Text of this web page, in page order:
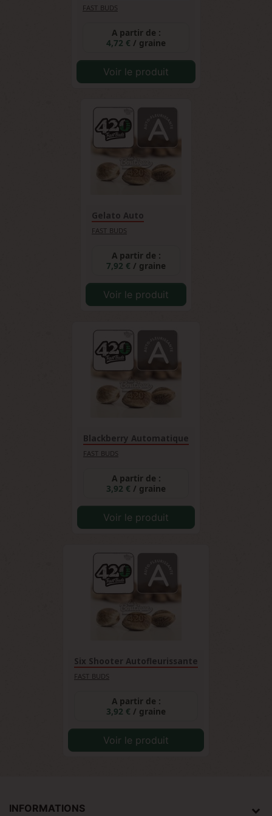
FAST BUDS
A partir de :
4,72 € / graine
Voir le produit
Gelato Auto
FAST BUDS
A partir de :
7,92 € / graine
Voir le produit
Blackberry Automatique
FAST BUDS
A partir de :
3,92 € / graine
Voir le produit
Six Shooter Autofleurissante
FAST BUDS
A partir de :
3,92 € / graine
Voir le produit
INFORMATIONS